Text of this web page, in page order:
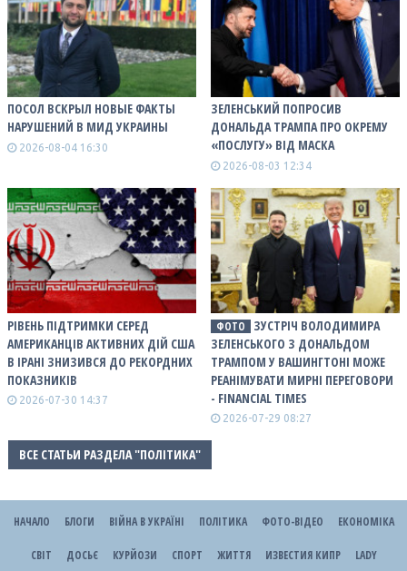
ПОСОЛ ВСКРЫЛ НОВЫЕ ФАКТЫ
НАРУШЕНИЙ В МИД УКРАИНЫ
2026-08-04 16:30
ЗЕЛЕНСЬКИЙ ПОПРОСИВ
ДОНАЛЬДА ТРАМПА ПРО ОКРЕМУ
«ПОСЛУГУ» ВІД МАСКА
2026-08-03 12:34
РІВЕНЬ ПІДТРИМКИ СЕРЕД
АМЕРИКАНЦІВ АКТИВНИХ ДІЙ США
В ІРАНІ ЗНИЗИВСЯ ДО РЕКОРДНИХ
ПОКАЗНИКІВ
2026-07-30 14:37
ФОТО
ЗУСТРІЧ ВОЛОДИМИРА
ЗЕЛЕНСЬКОГО З ДОНАЛЬДОМ
ТРАМПОМ У ВАШИНГТОНІ МОЖЕ
РЕАНІМУВАТИ МИРНІ ПЕРЕГОВОРИ
- FINANCIAL TIMES
2026-07-29 08:27
ВСЕ СТАТЬИ РАЗДЕЛА "ПОЛІТИКА"
НАЧАЛО БЛОГИ ВІЙНА В УКРАЇНІ ПОЛІТИКА ФОТО-ВІДЕО ЕКОНОМІКА
СВІТ ДОСЬЄ КУРЙОЗИ СПОРТ ЖИТТЯ ИЗВЕСТИЯ КИПР LADY